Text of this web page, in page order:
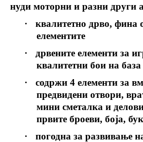
нуди моторни и разни други
·
квалитетно дрво, фина
елементите
·
дрвените елементи за
квалитетни бои на база
·
содржи 4 елементи за
предвидени отвори,
мини сметалка и
првите броеви, боја,
·
погодна за развивање